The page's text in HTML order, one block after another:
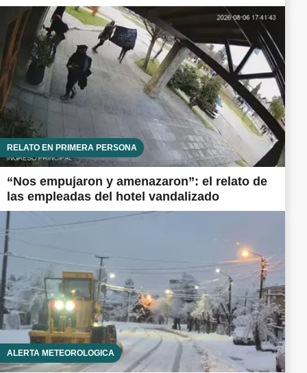
RELATO EN PRIMERA PERSONA
“Nos empujaron y amenazaron”: el relato de
las empleadas del hotel vandalizado
ALERTA METEOROLÓGICA